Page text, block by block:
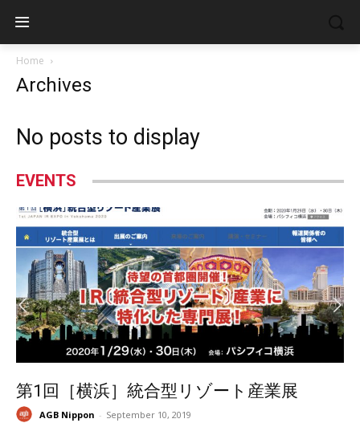
Home
Archives
No posts to display
EVENTS
第1回［横浜］統合型リゾート産業展
AGB Nippon - September 10, 2019